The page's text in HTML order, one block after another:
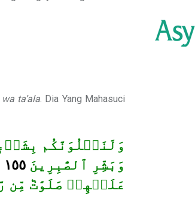
ta’ala. Dia Yang Mahasuci
وَلَنَبۡلُوَنَّكُم
وَبَشِّرِ ٱلصَّٰبِرِينَ
عَلَيۡهِمۡ صَلَوَٰتٞ